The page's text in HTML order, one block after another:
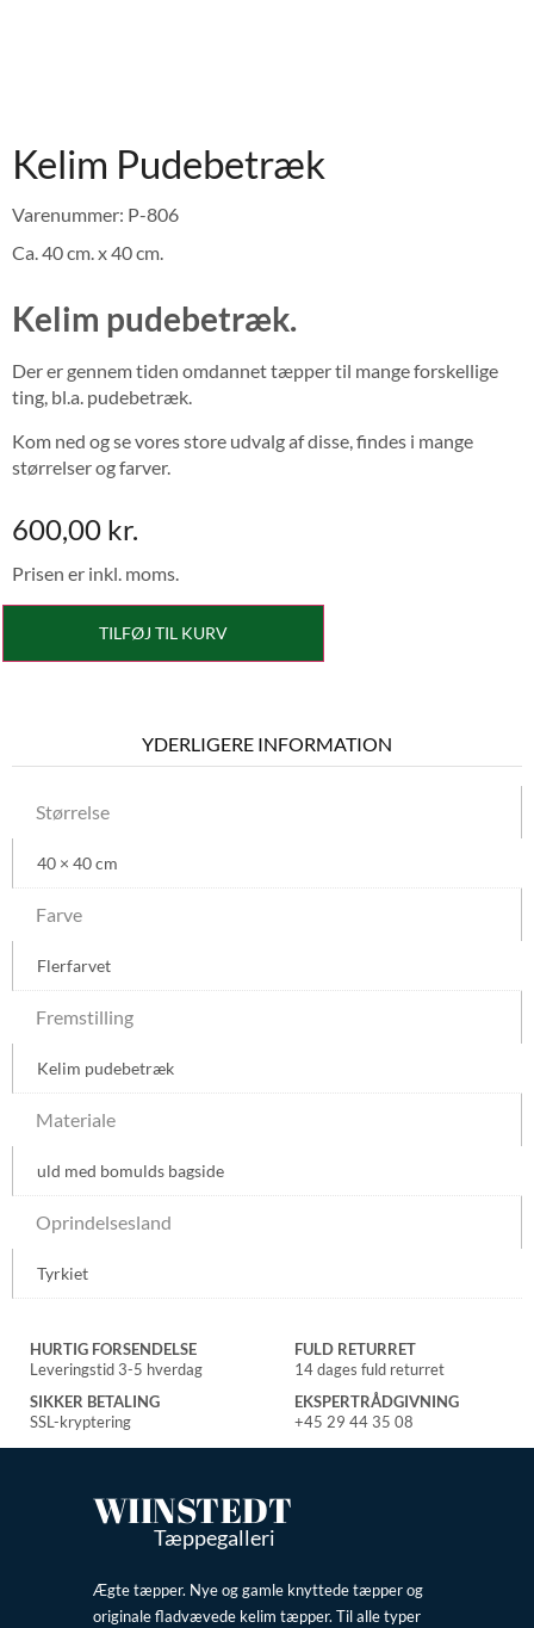
Kelim Pudebetræk
Varenummer: P-806
Ca. 40 cm. x 40 cm.
Kelim pudebetræk.
Der er gennem tiden omdannet tæpper til mange forskellige
ting, bl.a. pudebetræk.
Kom ned og se vores store udvalg af disse, findes i mange
størrelser og farver.
600,00 kr.
Prisen er inkl. moms.
TILFØJ TIL KURV
YDERLIGERE INFORMATION
Størrelse
40 × 40 cm
Farve
Flerfarvet
Fremstilling
Kelim pudebetræk
Materiale
uld med bomulds bagside
Oprindelsesland
Tyrkiet
HURTIG FORSENDELSE
Leveringstid 3-5 hverdag
FULD RETURRET
14 dages fuld returret
SIKKER BETALING
SSL-kryptering
EKSPERTRÅDGIVNING
+45 29 44 35 08
WIINSTEDT
Tæppegalleri
Ægte tæpper. Nye og gamle knyttede tæpper og
originale fladvævede kelim tæpper. Til alle typer